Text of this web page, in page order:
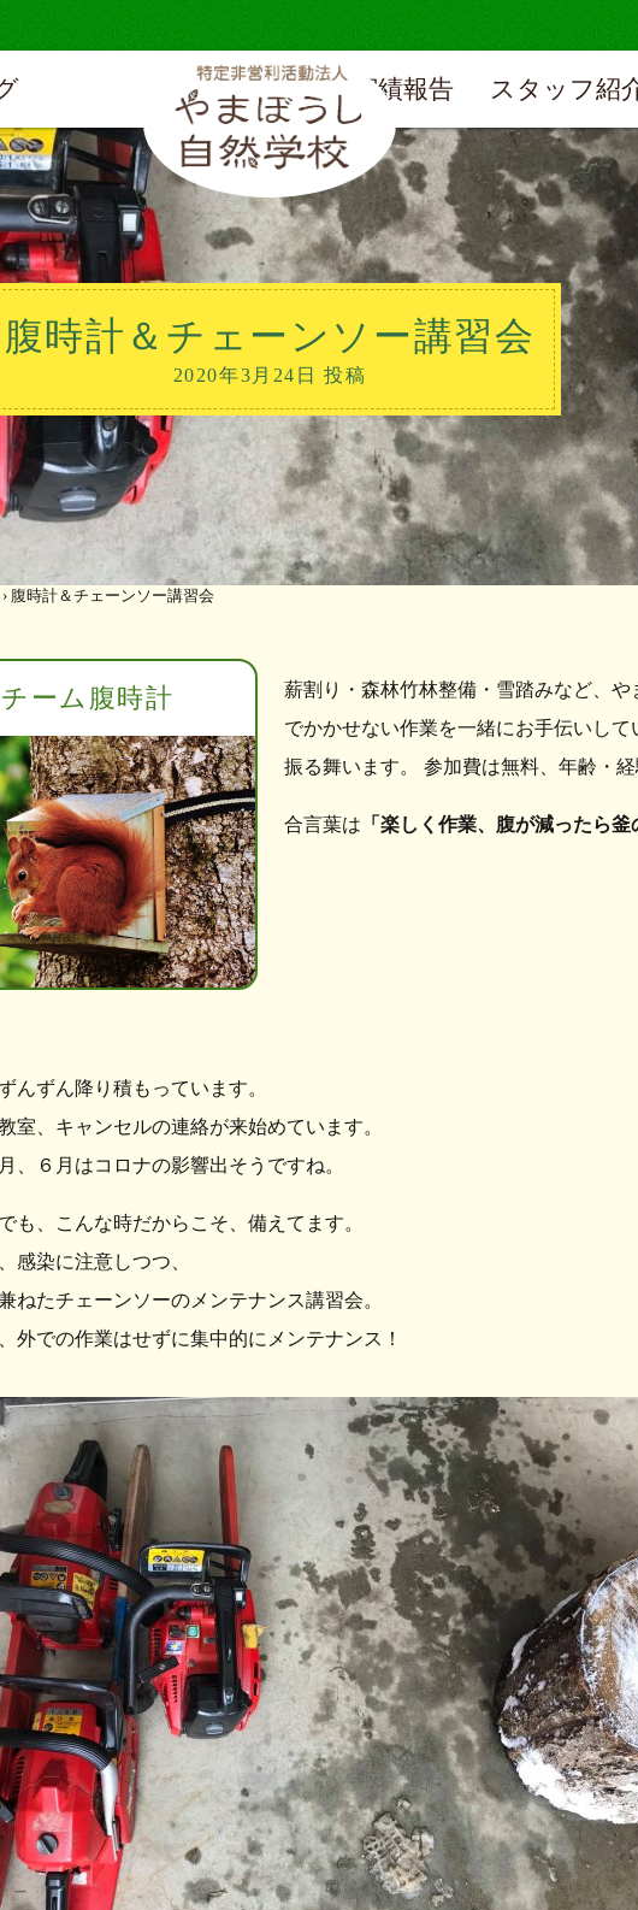
実績報告 スタッフ紹
腹時計＆チェーンソー講習会
2020年3月24日 投稿
› 腹時計＆チェーンソー講習会
チーム腹時計
薪割り・森林竹林整備・雪踏みなど、
でかかせない作業を一緒にお手伝いし
振る舞います。 参加費は無料、年齢・経
合言葉は 「楽しく作業、腹が減ったら釜
んずん降り積もっています。
室、キャンセルの連絡が来始めています。
、６月はコロナの影響出そうですね。
も、こんな時だからこそ、備えてます。
感染に注意しつつ、
ねたチェーンソーのメンテナンス講習会。
外での作業はせずに集中的にメンテナンス！